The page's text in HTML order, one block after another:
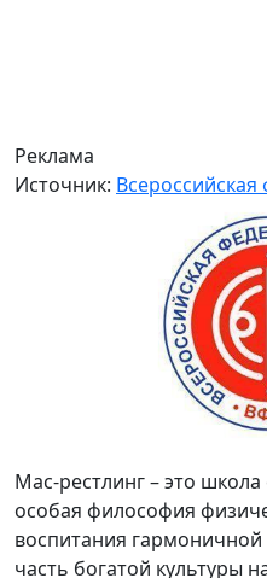
Реклама
Источник:
Мас-рестлинг – это
особая философия
воспитания
часть богатой культуры